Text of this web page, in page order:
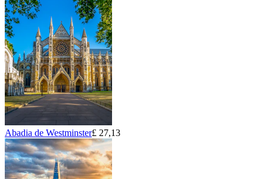
Abadia de Westminster£ 27,13